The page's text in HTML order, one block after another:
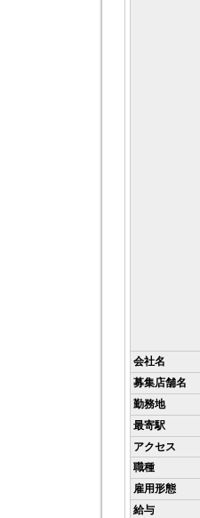
会社名
募集店舗名
勤務地
最寄駅
アクセス
職種
雇用形態
給与